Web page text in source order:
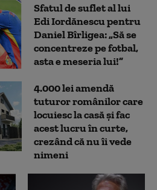
Sfatul de suflet al lui
Edi Iordănescu pentru
Daniel Bîrligea: „Să se
concentreze pe fotbal,
asta e meseria lui!”
4.000 lei amendă
tuturor românilor care
locuiesc la casă și fac
acest lucru în curte,
crezând că nu îi vede
nimeni